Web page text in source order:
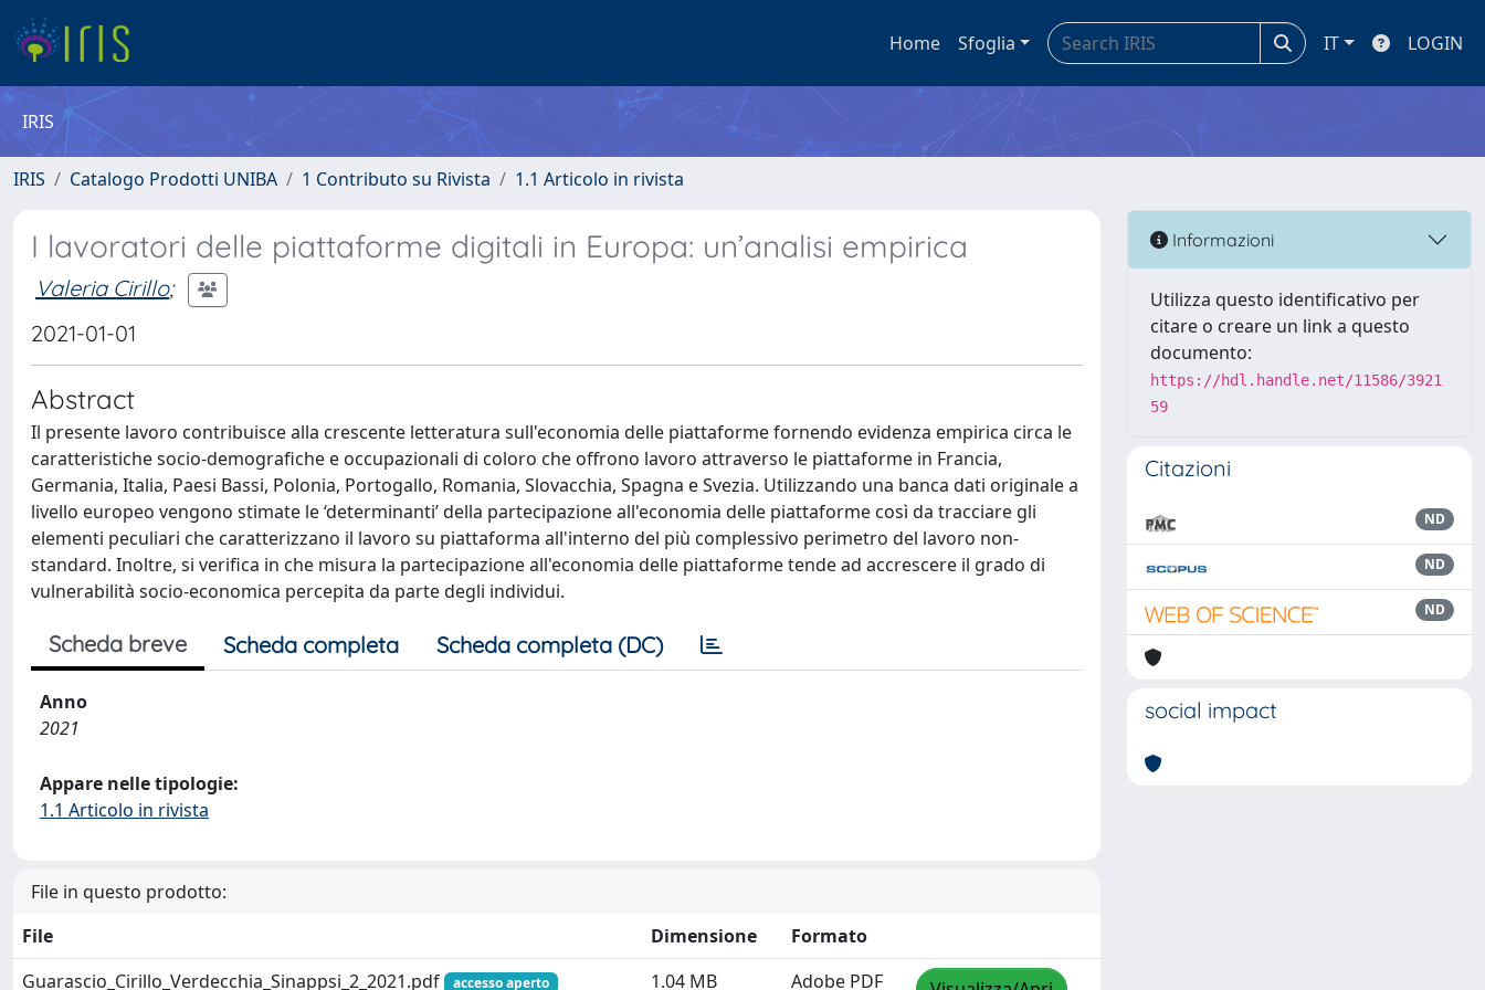
Home Sfoglia IT LOGIN
IRIS
IRIS Catalogo Prodotti UNIBA 1 Contributo su Rivista 1.1 Articolo in rivista
I lavoratori delle piattaforme digitali in Europa: un’analisi empirica
Valeria Cirillo;
2021-01-01
Abstract
Il presente lavoro contribuisce alla crescente letteratura sull'economia delle piattaforme fornendo evidenza empirica circa le
caratteristiche socio-demografiche e occupazionali di coloro che offrono lavoro attraverso le piattaforme in Francia,
Germania, Italia, Paesi Bassi, Polonia, Portogallo, Romania, Slovacchia, Spagna e Svezia. Utilizzando una banca dati originale a
livello europeo vengono stimate le ‘determinanti’ della partecipazione all'economia delle piattaforme così da tracciare gli
elementi peculiari che caratterizzano il lavoro su piattaforma all'interno del più complessivo perimetro del lavoro non-
standard. Inoltre, si verifica in che misura la partecipazione all'economia delle piattaforme tende ad accrescere il grado di
vulnerabilità socio-economica percepita da parte degli individui.
Scheda breve Scheda completa Scheda completa (DC)
Anno
2021
Appare nelle tipologie:
1.1 Articolo in rivista
File in questo prodotto:
File
Dimensione
Formato
Guarascio_Cirillo_Verdecchia_Sinappsi_2_2021.pdf
accesso aperto 1.04 MB Adobe PDF
Informazioni
Utilizza questo identificativo per
citare o creare un link a questo
documento:
https://hdl.handle.net/11586/3921
59
Citazioni
ND
ND
ND
social impact